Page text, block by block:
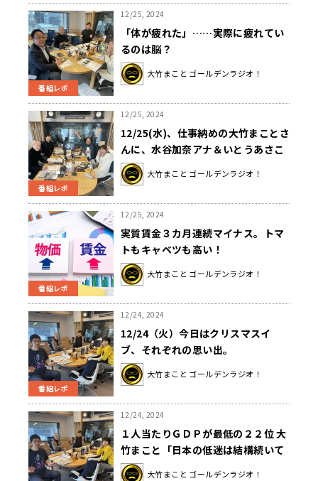
番組レポ
12/25, 2024
「体が疲れた」……実際に疲れてい
るのは脳？
大竹まこと ゴールデンラジオ！
番組レポ
12/25, 2024
12/25(水)、仕事納めの大竹まことさ
んに、水谷加奈アナ＆いとうあさこ
さんが労いの言葉『よくがんばっ
た、エライ、エライ！』
大竹まこと ゴールデンラジオ！
番組レポ
12/25, 2024
実質賃金３カ月連続マイナス。トマ
トもキャベツも高い！
大竹まこと ゴールデンラジオ！
番組レポ
12/24, 2024
12/24（火）今日はクリスマスイ
ブ、それぞれの思い出。
大竹まこと ゴールデンラジオ！
12/24, 2024
１人当たりＧＤＰが最低の２２位 大
竹まこと「日本の低迷は結構続いて
いる」
大竹まこと ゴールデンラジオ！